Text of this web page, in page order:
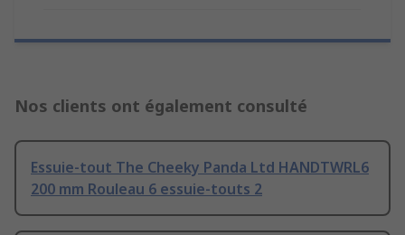
Nos clients ont également consulté
Essuie-tout The Cheeky Panda Ltd HANDTWRL6
200 mm Rouleau 6 essuie-touts 2